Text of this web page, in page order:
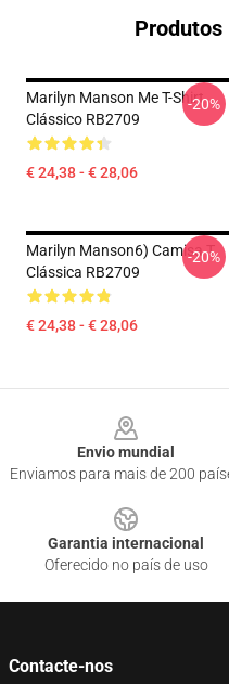
Produtos
Marilyn Manson Me T-Shirt
Clássico RB2709
€ 24,38 - € 28,06
-20%
Marilyn Manson6) Camisa T
Clássica RB2709
€ 24,38 - € 28,06
-20%
Envio mundial
Enviamos para mais de 200
Garantia internacional
Oferecido no país de uso
Contacte-nos